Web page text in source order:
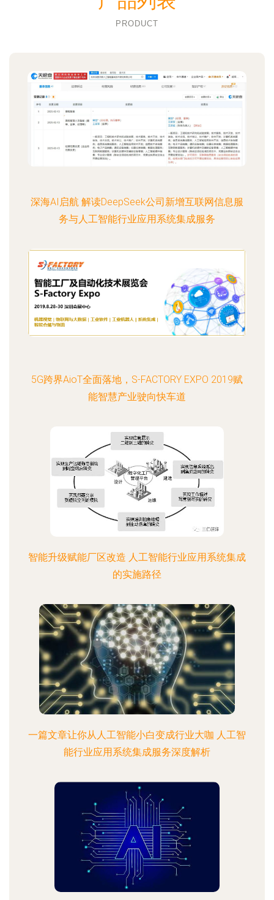
PRODUCT
深海AI启航 解读DeepSeek公司新增互联网信息服
务与人工智能行业应用系统集成服务
5G跨界AioT全面落地，S-FACTORY EXPO 2019赋
能智慧产业驶向快车道
智能升级赋能厂区改造 人工智能行业应用系统集成
的实施路径
一篇文章让你从人工智能小白变成行业大咖 人工智
能行业应用系统集成服务深度解析